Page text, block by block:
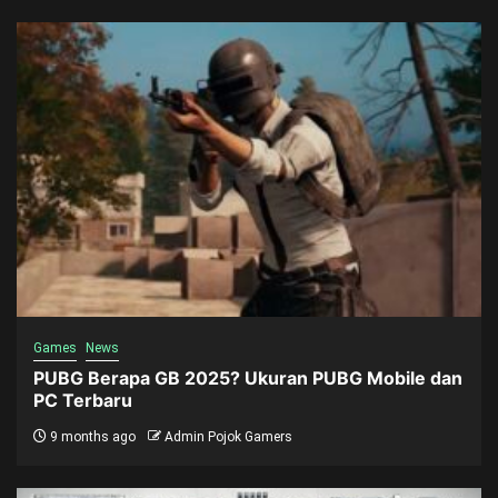
Games News
PUBG Berapa GB 2025? Ukuran PUBG Mobile dan
PC Terbaru
9 months ago Admin Pojok Gamers